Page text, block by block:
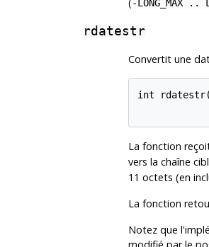
(-LONG_MAX ..
rdatestr
Convertit une
int
La fonction
vers la chaîne
11 octets (en
La fonction
Notez que